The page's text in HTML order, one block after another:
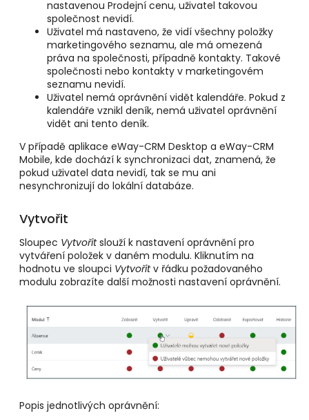
nastavenou Prodejní cenu, uživatel takovou
společnost nevidí.
Uživatel má nastaveno, že vidí všechny položky
marketingového seznamu, ale má omezená
práva na společnosti, případně kontakty. Takové
společnosti nebo kontakty v marketingovém
seznamu nevidí.
Uživatel nemá oprávnění vidět kalendáře. Pokud z
kalendáře vznikl deník, nemá uživatel oprávnění
vidět ani tento deník.
V případě aplikace eWay-CRM Desktop a eWay-CRM
Mobile, kde dochází k synchronizaci dat, znamená, že
pokud uživatel data nevidí, tak se mu ani
nesynchronizují do lokální databáze.
Vytvořit
Sloupec Vytvořitslouží k nastavení oprávnění pro
vytváření položek v daném modulu. Kliknutím na
hodnotu ve sloupci Vytvořitv řádku požadovaného
modulu zobrazíte další možnosti nastavení oprávnění.
Popis jednotlivých oprávnění: